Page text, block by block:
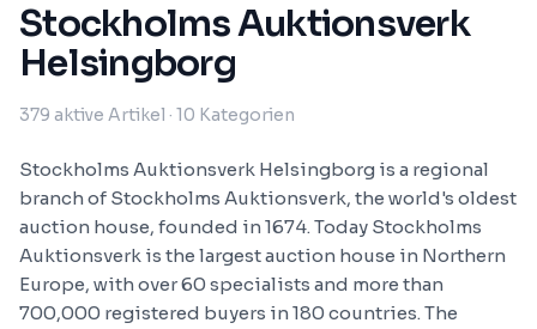
Stockholms Auktionsverk
Helsingborg
379 aktive Artikel · 10 Kategorien
Stockholms Auktionsverk Helsingborg is a regional
branch of Stockholms Auktionsverk, the world's oldest
auction house, founded in 1674. Today Stockholms
Auktionsverk is the largest auction house in Northern
Europe, with over 60 specialists and more than
700,000 registered buyers in 180 countries. The